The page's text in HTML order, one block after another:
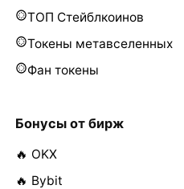
ТОП Стейблкоинов
Токены метавселенных
Фан токены
Бонусы от бирж
🔥 OKX
🔥 Bybit